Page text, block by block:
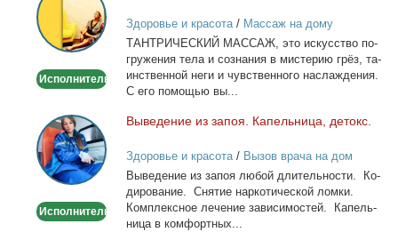
массаж
Исполнитель
Здоровье и красота/ Массаж на дому
ТАНТРИЧЕСКИЙ МАССАЖ, это ис­кус­ство по­
гру­же­ния те­ла и со­зна­ния в ми­сте­рию грёз, та­
ин­ствен­ной неги и чув­ствен­но­го на­сла­жде­ния.
С его по­мо­щью вы...
Выведение
из
запоя.
Капельница,
Исполнитель
Вы­ве­де­ние из за­поя. Ка­пель­ни­ца, де­токс.
Здоровье и красота/ Вызов врача на дом
Вы­ве­де­ние из за­поя лю­бой дли­тель­но­сти. Ко­
ди­ро­ва­ние. Сня­тие нар­ко­ти­че­ской лом­ки.
Ком­плекс­ное ле­че­ние за­ви­си­мо­стей. Ка­пель­
ни­ца в ком­форт­ных...